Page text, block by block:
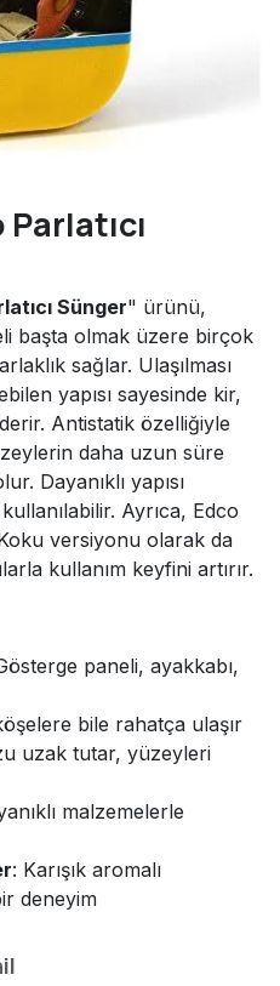
Sünger" ürünü,
başta olmak üzere birçok
sağlar. Ulaşılması
yapısı sayesinde kir,
Antistatik özelliğiyle
daha uzun süre
Dayanıklı yapısı
Ayrıca, Edco
versiyonu olarak da
kullanım keyfini artırır.
paneli, ayakkabı,
bile rahatça ulaşır
uzak tutar, yüzeyleri
malzemelerle
: Karışık aromalı
deneyim